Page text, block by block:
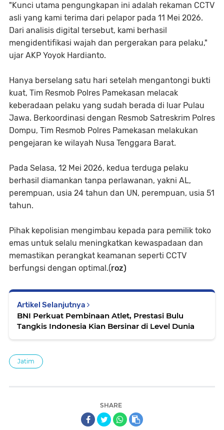
​"Kunci utama pengungkapan ini adalah rekaman CCTV
asli yang kami terima dari pelapor pada 11 Mei 2026.
Dari analisis digital tersebut, kami berhasil
mengidentifikasi wajah dan pergerakan para pelaku,"
ujar AKP Yoyok Hardianto.
​Hanya berselang satu hari setelah mengantongi bukti
kuat, Tim Resmob Polres Pamekasan melacak
keberadaan pelaku yang sudah berada di luar Pulau
Jawa. Berkoordinasi dengan Resmob Satreskrim Polres
Dompu, Tim Resmob Polres Pamekasan melakukan
pengejaran ke wilayah Nusa Tenggara Barat.
​Pada Selasa, 12 Mei 2026, kedua terduga pelaku
berhasil diamankan tanpa perlawanan, yakni ​AL,
perempuan, usia 24 tahun dan ​UN, perempuan, usia 51
tahun.
Pihak kepolisian mengimbau kepada para pemilik toko
emas untuk selalu meningkatkan kewaspadaan dan
memastikan perangkat keamanan seperti CCTV
berfungsi dengan optimal.(roz)
Artikel Selanjutnya
BNI Perkuat Pembinaan Atlet, Prestasi Bulu
Tangkis Indonesia Kian Bersinar di Level Dunia
Jatim
SHARE